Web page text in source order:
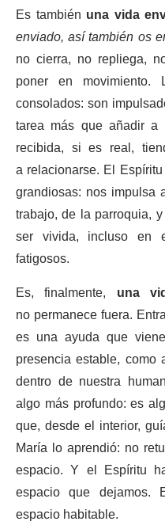
Es también una vida
enviado, así también os
no cierra, no repliega,
poner en
consolados: son
tarea más que añadir
recibida, si es real,
a relacionarse. El
grandiosas: nos
trabajo, de la parroquia,
ser vivida, incluso en
fatigosos.
Es, finalmente, una
no permanece fuera.
es una ayuda que
presencia estable,
dentro de nuestra
algo más profundo: es
que, desde el interior,
María lo aprendió: no
espacio. Y el Espíritu
espacio que dejamos.
espacio habitable.